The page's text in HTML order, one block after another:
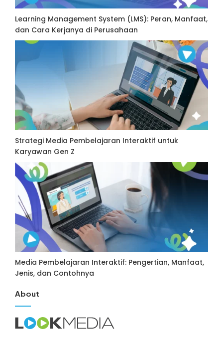
Learning Management System (LMS): Peran, Manfaat,
dan Cara Kerjanya di Perusahaan
Strategi Media Pembelajaran Interaktif untuk
Karyawan Gen Z
Media Pembelajaran Interaktif: Pengertian, Manfaat,
Jenis, dan Contohnya
About